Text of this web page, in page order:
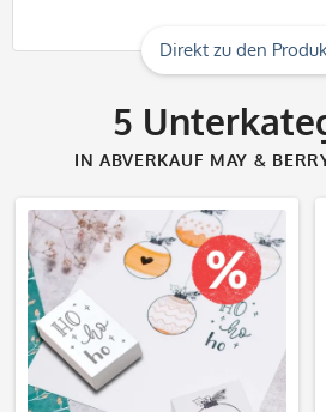
Direkt zu den
5
IN ABVERKAUF MAY &
Produkte entdecken